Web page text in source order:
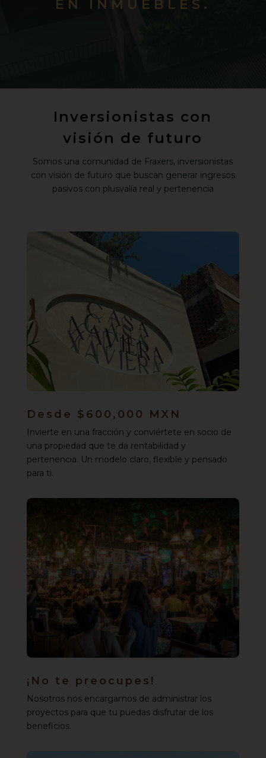
EN INMUEBLES.
Inversionistas con
visión de futuro
Somos una comunidad de Fraxers, inversionistas
con visión de futuro que buscan generar ingresos
pasivos con plusvalía real y pertenencia
Desde $600,000 MXN
Invierte en una fracción y conviértete en socio de
una propiedad que te da rentabilidad y
pertenencia. Un modelo claro, flexible y pensado
para ti.
¡No te preocupes!
Nosotros nos encargamos de administrar los
proyectos para que tu puedas disfrutar de los
beneficios.